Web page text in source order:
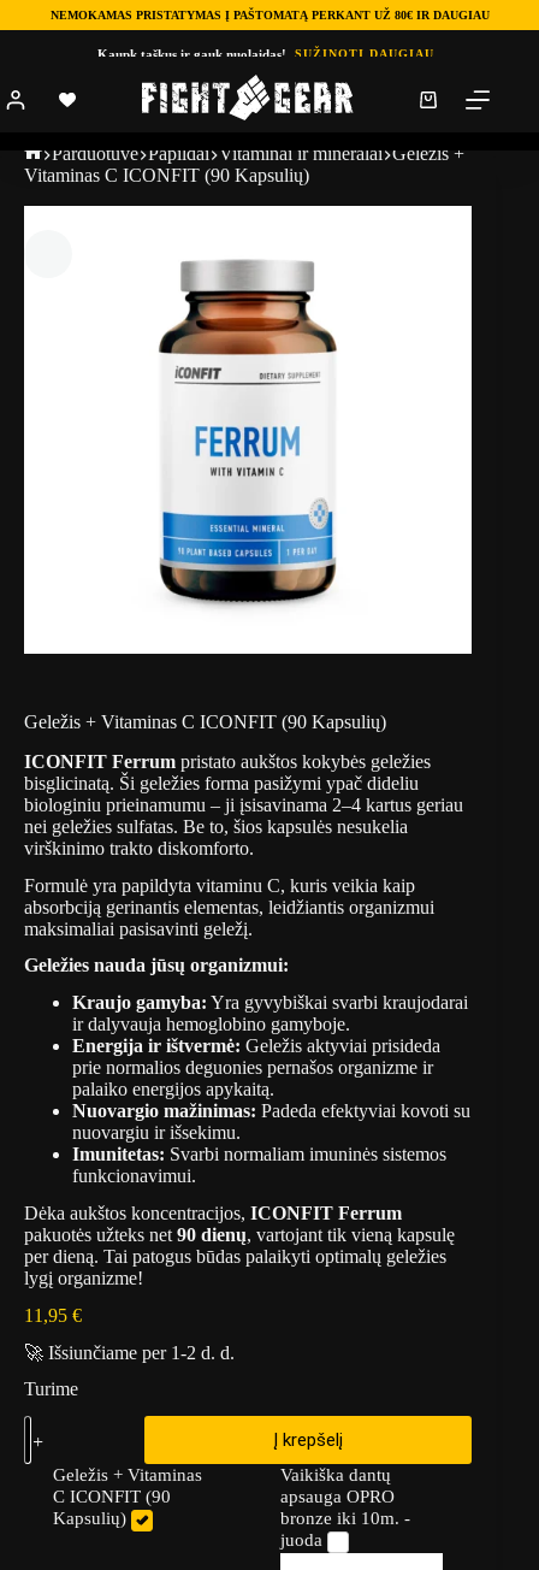
NEMOKAMAS PRISTATYMAS Į PAŠTOMATĄ PERKANT UŽ 80€ IR DAUGIAU
Kaupk taškus ir gauk nuolaidas! SUŽINOTI DAUGIAU
Parduotuve Papildai Vitaminai ir mineralai Geležis +
Vitaminas C ICONFIT (90 Kapsulių)
Geležis + Vitaminas C ICONFIT (90 Kapsulių)
ICONFIT Ferrum pristato aukštos kokybės geležies
bisglicinatą. Ši geležies forma pasižymi ypač dideliu
biologiniu prieinamumu – ji įsisavinama 2–4 kartus geriau
nei geležies sulfatas. Be to, šios kapsulės nesukelia
virškinimo trakto diskomforto.
Formulė yra papildyta vitaminu C, kuris veikia kaip
absorbciją gerinantis elementas, leidžiantis organizmui
maksimaliai pasisavinti geležį.
Geležies nauda jūsų organizmui:
Kraujo gamyba: Yra gyvybiškai svarbi kraujodarai
ir dalyvauja hemoglobino gamyboje.
Energija ir ištvermė: Geležis aktyviai prisideda
prie normalios deguonies pernašos organizme ir
palaiko energijos apykaitą.
Nuovargio mažinimas: Padeda efektyviai kovoti su
nuovargiu ir išsekimu.
Imunitetas: Svarbi normaliam imuninės sistemos
funkcionavimui.
Dėka aukštos koncentracijos, ICONFIT Ferrum
pakuotės užteks net 90 dienų, vartojant tik vieną kapsulę
per dieną. Tai patogus būdas palaikyti optimalų geležies
lygį organizme!
11,95 €
🚀 Išsiunčiame per 1-2 d. d.
Turime
Į krepšelį
Geležis + Vitaminas
C ICONFIT (90
Kapsulių)
Vaikiška dantų
apsauga OPRO
bronze iki 10m. -
juoda